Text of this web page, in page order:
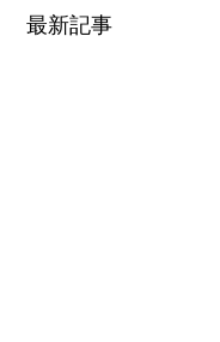
最新記事